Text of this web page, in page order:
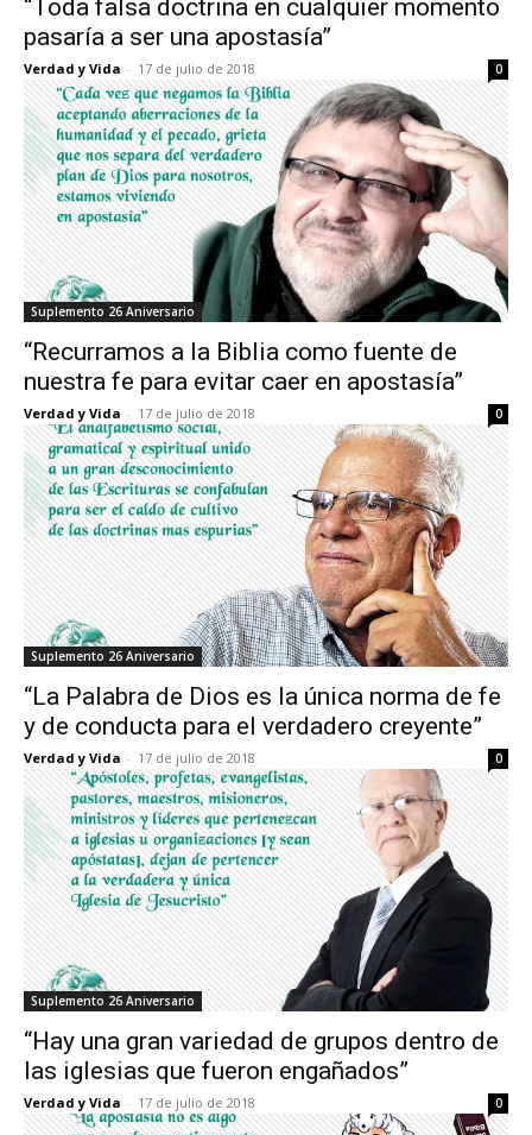
“Toda falsa doctrina en cualquier momento
pasaría a ser una apostasía”
Verdad y Vida - 17 de julio de 2018 0
Suplemento 26 Aniversario
“Recurramos a la Biblia como fuente de
nuestra fe para evitar caer en apostasía”
Verdad y Vida - 17 de julio de 2018 0
Suplemento 26 Aniversario
“La Palabra de Dios es la única norma de fe
y de conducta para el verdadero creyente”
Verdad y Vida - 17 de julio de 2018 0
Suplemento 26 Aniversario
“Hay una gran variedad de grupos dentro de
las iglesias que fueron engañados”
Verdad y Vida - 17 de julio de 2018 0